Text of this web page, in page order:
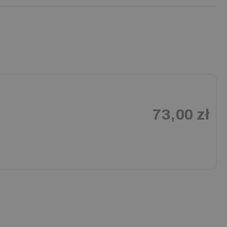
73,00 zł